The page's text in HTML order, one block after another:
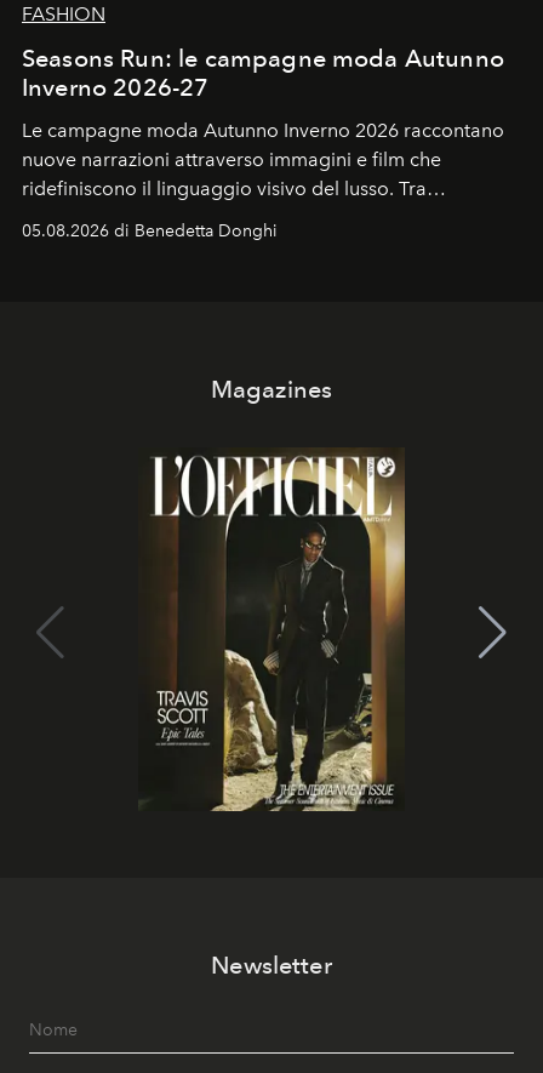
FASHION
Seasons Run: le campagne moda Autunno
Inverno 2026-27
Le campagne moda Autunno Inverno 2026 raccontano
nuove narrazioni attraverso immagini e film che
ridefiniscono il linguaggio visivo del lusso. Tra
contemporanea e storytelling d'autore, le maison
05.08.2026 di Benedetta Donghi
Magazines
Newsletter